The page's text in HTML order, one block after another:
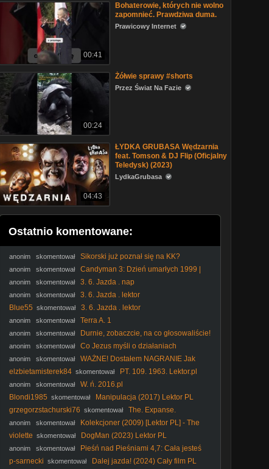
00:41
Bohaterowie, których nie wolno
zapomnieć. Prawdziwa duma.
Prawicowy Internet
00:24
Żółwie sprawy #shorts
Przez Świat Na Fazie
04:43
ŁYDKA GRUBASA Wędzarnia
feat. Tomson & DJ Flip (Oficjalny
Teledysk) (2023)
LydkaGrubasa
Ostatnio komentowane:
anonim skomentował
Sikorski już poznał się na KK?
#Sikorski #kler #elita #polityka #KK #katolicyzm #kościół
anonim skomentował
Candyman 3: Dzień umarłych 1999 |
Lektor PL | HQ
anonim skomentował 3. 6. Jazda . nap
anonim skomentował
3. 6. Jazda . lektor
Blue55 skomentował 3. 6. Jazda . lektor
anonim skomentował Terra A. 1
anonim skomentował
Durnie, zobaczcie, na co głosowaliście!
#Nawrocki #Batyr #protestanci #wybory2025 #polityka
anonim skomentował
Co Jezus myśli o działaniach
Nawrockiego? #PomyślDziś odc. 2647
anonim skomentował
WAŻNE! Dostałem NAGRANIE Jak
Ukraiński Dowódca PIERZE Pieniądze z NASZEJ POMOCY
elzbietamisterek84 skomentował PT. 109. 1963. Lektor.pl
anonim skomentował
W. ń. 2016.pl
Blondi1985 skomentował
Manipulacja (2017) Lektor PL
grzegorzstachurski76 skomentował
The. Expanse.
S05E10.pl. LQ. HEVC
anonim skomentował
Kolekcjoner (2009) [Lektor PL] - The
CoIIector
violette skomentował DogMan (2023) Lektor PL
anonim skomentował
Pieśń nad Pieśniami 4,7: Cała jesteś
piękna, moja umiłowana, i nie ma w Tobie żadnej skazy.
Jedna Na Milion
p-sarnecki skomentował Dalej jazda! (2024) Cały film PL